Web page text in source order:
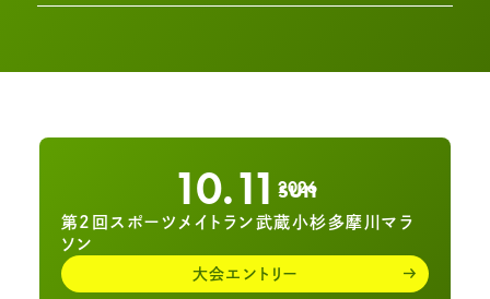
10.11 2026
sun
第2回スポーツメイトラン武蔵小杉多摩川マラ
ソン
大会エントリー